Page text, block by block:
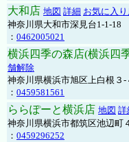
大和店 地図 詳細 お気に入
神奈川県大和市深見台1-1-18
： 0462005021
横浜四季の森店(横浜四
舗解除
神奈川県横浜市旭区上白根３-
： 0459581561
ららぽーと横浜店 地図 詳
神奈川県横浜市都筑区池辺町
： 0459296252